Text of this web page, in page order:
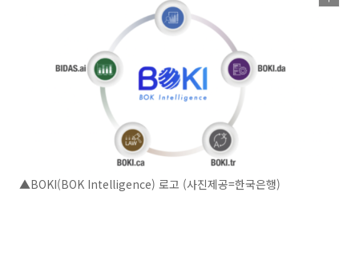
▲BOKI(BOK Intelligence) 로고 (사진제공=한국은행)